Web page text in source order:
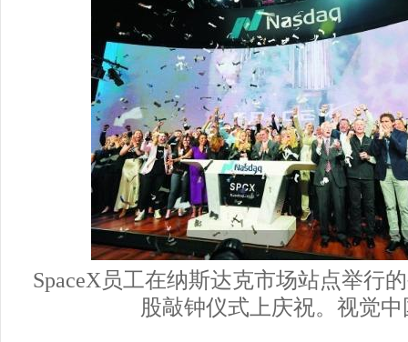
SpaceX员工在纳斯达克市场站点举行
股敲钟仪式上庆祝。视觉中